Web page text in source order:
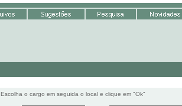
Escolha o cargo em seguida o local e clique em "Ok"